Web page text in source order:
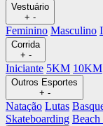
Vestuário
+ -
Feminino Masculino
Corrida
+ -
Iniciante 5KM 10KM
Outros Esportes
+ -
Natação Lutas
Skateboarding Beach